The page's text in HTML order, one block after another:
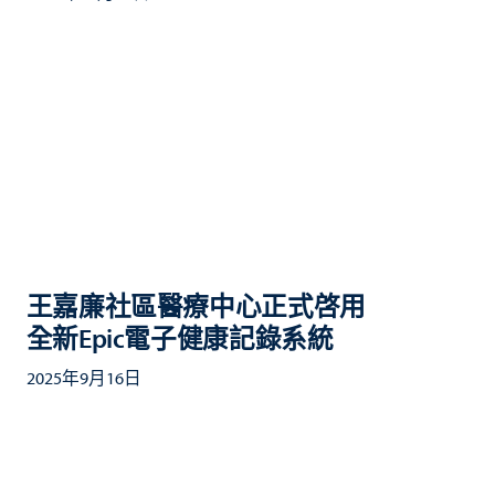
王嘉廉社區醫療中心正式啓用
全新Epic電子健康記錄系統
2025年9月16日